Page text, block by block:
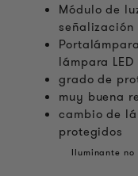
Módulo de
señalización
lámpara LED
grado de
muy buena
cambio de
protegidos
Iluminante